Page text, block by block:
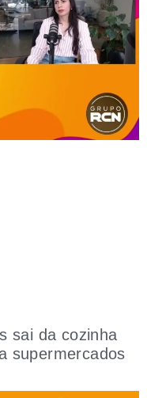
sai da cozinha
supermercados